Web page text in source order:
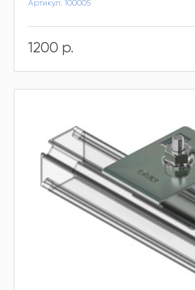
Артикул: 100005
1200 р.